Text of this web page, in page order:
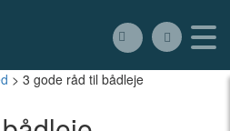
> 3 gode råd til bådleje